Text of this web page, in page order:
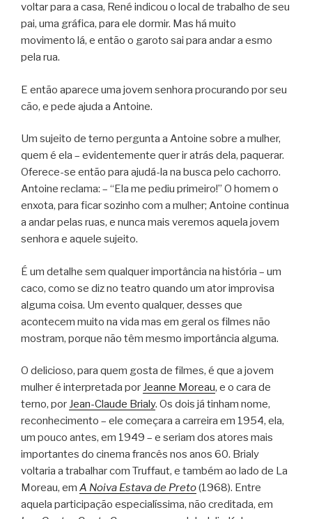
voltar para a casa, René indicou o local de trabalho de seu
pai, uma gráfica, para ele dormir. Mas há muito
movimento lá, e então o garoto sai para andar a esmo
pela rua.
E então aparece uma jovem senhora procurando por seu
cão, e pede ajuda a Antoine.
Um sujeito de terno pergunta a Antoine sobre a mulher,
quem é ela – evidentemente quer ir atrás dela, paquerar.
Oferece-se então para ajudá-la na busca pelo cachorro.
Antoine reclama: – “Ela me pediu primeiro!” O homem o
enxota, para ficar sozinho com a mulher; Antoine continua
a andar pelas ruas, e nunca mais veremos aquela jovem
senhora e aquele sujeito.
É um detalhe sem qualquer importância na história – um
caco, como se diz no teatro quando um ator improvisa
alguma coisa. Um evento qualquer, desses que
acontecem muito na vida mas em geral os filmes não
mostram, porque não têm mesmo importância alguma.
O delicioso, para quem gosta de filmes, é que a jovem
mulher é interpretada por Jeanne Moreau, e o cara de
terno, por Jean-Claude Brialy. Os dois já tinham nome,
reconhecimento – ele começara a carreira em 1954, ela,
um pouco antes, em 1949 – e seriam dos atores mais
importantes do cinema francês nos anos 60. Brialy
voltaria a trabalhar com Truffaut, e também ao lado de La
Moreau, em A Noiva Estava de Preto(1968). Entre
aquela participação especialíssima, não creditada, em